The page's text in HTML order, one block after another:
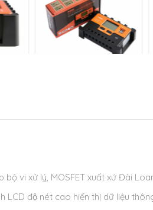
bộ vi xử lý, MOSFET xuất xứ Đài
LCD độ nét cao hiển thị dữ liệu